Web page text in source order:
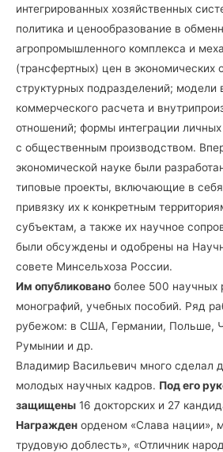
интегрированных хозяйственных
политика и ценообразование в
агропромышленного комплекса и
(трансфертных) цен в экономических
структурных подразделений; модели
коммерческого расчета и
отношений; формы интеграции
с общественным производством.
экономической науке были
типовые проекты, включающие в
привязку их к конкретным
субъектам, а также их научное
были обсуждены и одобрены на
совете Минсельхоза России.
Им опубликовано более 500 научных
монографий, учебных пособий. Ряд
рубежом: в США, Германии, Польше,
Румынии и др.
Владимир Васильевич много сделал
молодых научных кадров. Под его
защищены 16 докторских и 27
Награжден орденом «Слава нации»,
трудовую доблесть», «Отличник